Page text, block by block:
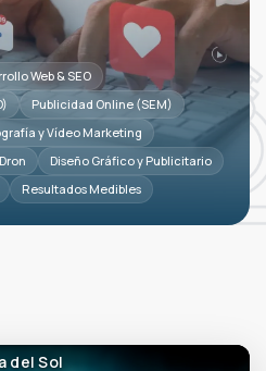
Web & SEO
Publicidad Online (SEM)
y Vídeo Marketing
Diseño Gráfico y Publicitario
Resultados Medibles
del Sol